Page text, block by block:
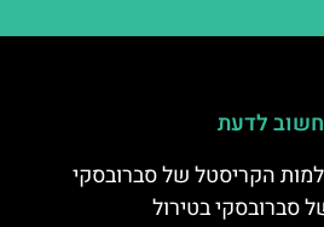
חשוב לדעת
הקריסטל של סברובסקי
סברובסקי בטירול